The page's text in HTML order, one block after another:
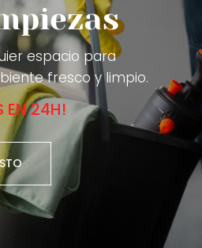
espacio para
fresco y limpio.
EN 24H!